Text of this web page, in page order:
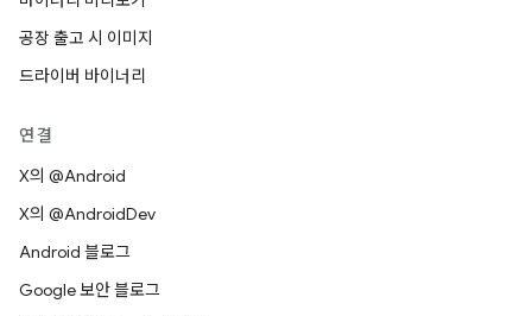
공장 출고 시 이미지
드라이버 바이너리
연결
X의 @Android
X의 @AndroidDev
Android 블로그
Google 보안 블로그